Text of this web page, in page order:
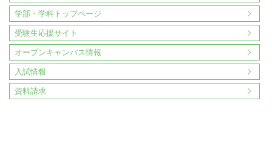
学部・学科トップページ
受験生応援サイト
オープンキャンパス情報
入試情報
資料請求